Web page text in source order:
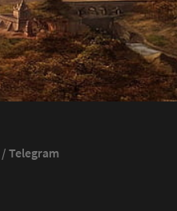
Telegram